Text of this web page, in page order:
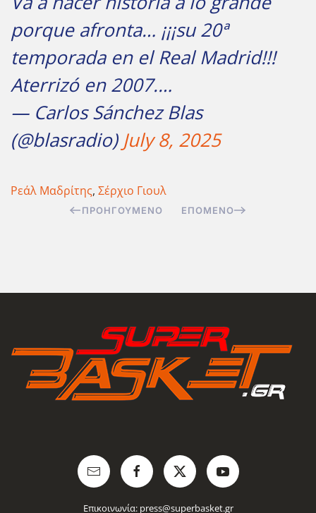
porque afronta… ¡¡¡su 20ª
temporada en el Real Madrid!!!
Aterrizó en 2007.…
— Carlos Sánchez Blas
(@blasradio) July 8, 2025
Ρεάλ Μαδρίτης, Σέρχιο Γιουλ
ΠΡΟΗΓΟΎΜΕΝΟ ΕΠΌΜΕΝΟ
Επικοινωνία: press@superbasket.gr